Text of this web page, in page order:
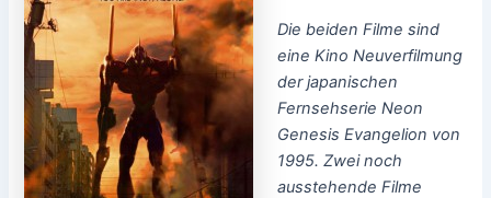
Die beiden Filme sind
eine Kino Neuverfilmung
der japanischen
Fernsehserie Neon
Genesis Evangelion von
1995. Zwei noch
ausstehende Filme